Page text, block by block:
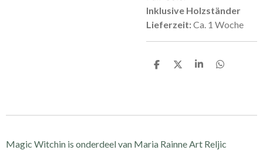
Inklusive Holzständer
Lieferzeit:Ca. 1 Woche
D
D
S
D
Magic Witchin is onderdeel van Maria Rainne Art Reljic